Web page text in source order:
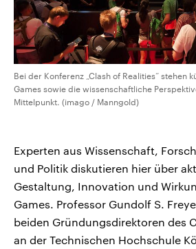
Bei der Konferenz „Clash of Realities“ stehen
Games sowie die wissenschaftliche
Mittelpunkt. (imago / Manngold)
Experten aus Wissenschaft,
und Politik diskutieren hier über
Gestaltung, Innovation und
Games. Professor Gundolf S.
beiden Gründungsdirektoren des
an der Technischen Hochschule